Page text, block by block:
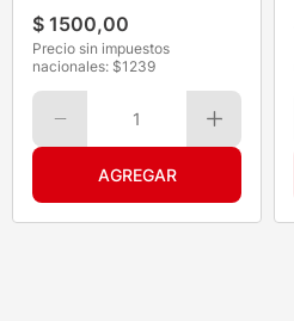
$ 1500,00
Precio sin impuestos
nacionales: $1239
1